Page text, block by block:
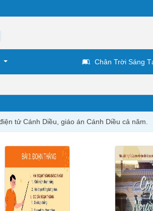
Chân Trời Sáng
tử Cánh Diều, giáo án Cánh Diều cả năm.